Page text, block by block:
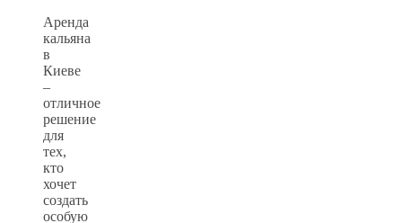
Аренда
кальяна
в
Киеве
–
отличное
решение
для
тех,
кто
хочет
создать
особую